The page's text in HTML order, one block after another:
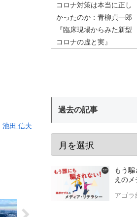
池田 信夫
コロナ対策は本当に正し
かったのか：青柳貞一郎
『臨床現場からみた新型
コロナの虚と実』
過去の記事
もう
えの
アゴラ